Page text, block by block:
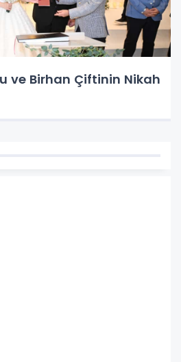
ve Birhan Çiftinin Nikah